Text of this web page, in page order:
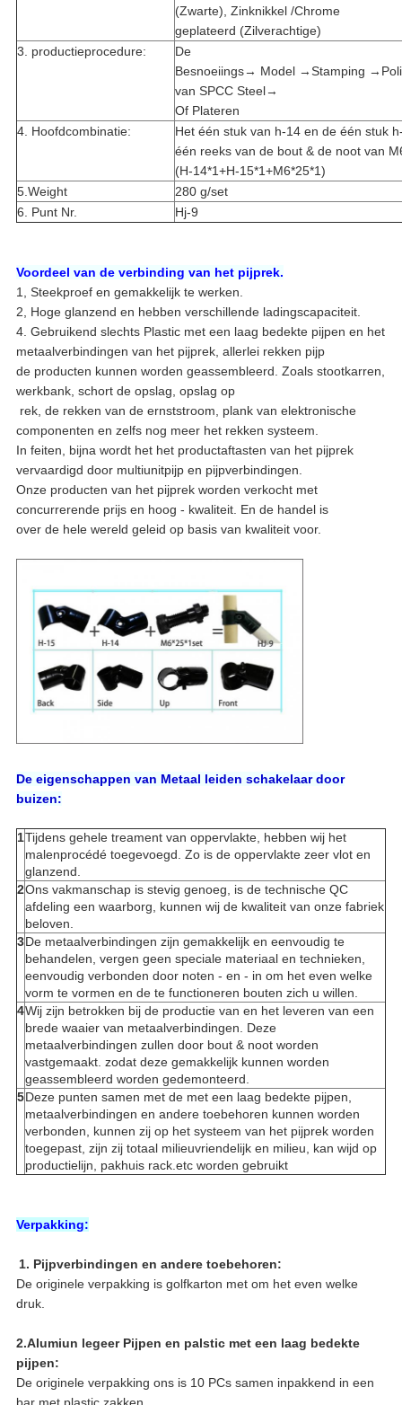
(Zwarte), Zinknikkel /Chrome
geplateerd (Zilverachtige)
3. productieprocedure:
De
Besnoeiings→ Model →Stamping
van SPCC Steel→
Of Plateren
4. Hoofdcombinatie:
Het één stuk van h-14 en de één stuk
één reeks van de bout & de noot van
(H-14*1+H-15*1+M6*25*1)
5.Weight
280 g/set
6. Punt Nr.
Hj-9
Voordeel van de verbinding van het pijprek.
1, Steekproef en gemakkelijk te werken.
2, Hoge glanzend en hebben verschillende ladingscapaciteit.
4. Gebruikend slechts Plastic met een laag bedekte pijpen en het
metaalverbindingen van het pijprek, allerlei rekken pijp
de producten kunnen worden geassembleerd. Zoals stootkarren,
werkbank, schort de opslag, opslag op
rek, de rekken van de ernststroom, plank van elektronische
componenten en zelfs nog meer het rekken systeem.
In feiten, bijna wordt het het productaftasten van het pijprek
vervaardigd door multiunitpijp en pijpverbindingen.
Onze producten van het pijprek worden verkocht met
concurrerende prijs en hoog - kwaliteit. En de handel is
over de hele wereld geleid op basis van kwaliteit voor.
De eigenschappen van Metaal leiden schakelaar door
buizen:
1Tijdens gehele treament van oppervlakte, hebben wij het
malenprocédé toegevoegd. Zo is de oppervlakte zeer vlot en
glanzend.
2Ons vakmanschap is stevig genoeg, is de technische QC
afdeling een waarborg, kunnen wij de kwaliteit van onze fabriek
beloven.
3De metaalverbindingen zijn gemakkelijk en eenvoudig te
behandelen, vergen geen speciale materiaal en technieken,
eenvoudig verbonden door noten - en - in om het even welke
vorm te vormen en de te functioneren bouten zich u willen.
4Wij zijn betrokken bij de productie van en het leveren van een
brede waaier van metaalverbindingen. Deze
metaalverbindingen zullen door bout & noot worden
vastgemaakt. zodat deze gemakkelijk kunnen worden
geassembleerd worden gedemonteerd.
5Deze punten samen met de met een laag bedekte pijpen,
metaalverbindingen en andere toebehoren kunnen worden
verbonden, kunnen zij op het systeem van het pijprek worden
toegepast, zijn zij totaal milieuvriendelijk en milieu, kan wijd op
productielijn, pakhuis rack.etc worden gebruikt
Verpakking:
1. Pijpverbindingen en andere toebehoren:
De originele verpakking is golfkarton met om het even welke
druk.
2.Alumiun legeer Pijpen en palstic met een laag bedekte
pijpen:
De originele verpakking ons is 10 PCs samen inpakkend in een